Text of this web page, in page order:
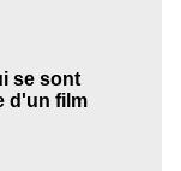
se sont
d'un film